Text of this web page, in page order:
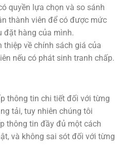
quyền lựa chọn và so sánh
thành viên để có được mức
đặt hàng của mình.
thiệp về chính sách giá của
nếu có phát sinh tranh chấp.
thông tin chi tiết đối với từng
tải, tuy nhiên chúng tôi
thông tin đầy đủ một cách
và không sai sót đối với từng